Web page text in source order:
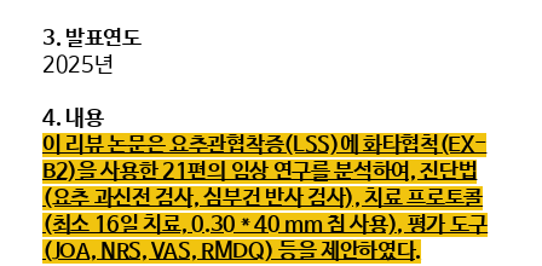
3. 발표연도
2025년
4. 내용
이 리뷰 논문은 요추관협착증(LSS)에 화타협척(EX-
B2)을 사용한 21편의 임상 연구를 분석하여, 진단법
(요추 과신전 검사, 심부건 반사 검사), 치료 프로토콜
(최소 16일 치료, 0.30 * 40 mm 침 사용), 평가 도구
(JOA, NRS, VAS, RMDQ) 등을 제안하였다.